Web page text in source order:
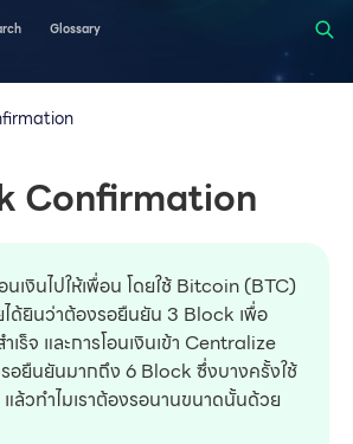
Glossary
Confirmation
นเงินไปให้เพื่อน โดยใช้ Bitcoin (BTC)
ด้ยินว่าต้องรอยืนยัน 3 Block เพื่อ
เร็จ และการโอนเงินเข้า Centralize
อยืนยันมากถึง 6 Block ซึ่งบางครั้งใช้
แล้วทำไมเราต้องรอนานขนาดนั้นด้วย